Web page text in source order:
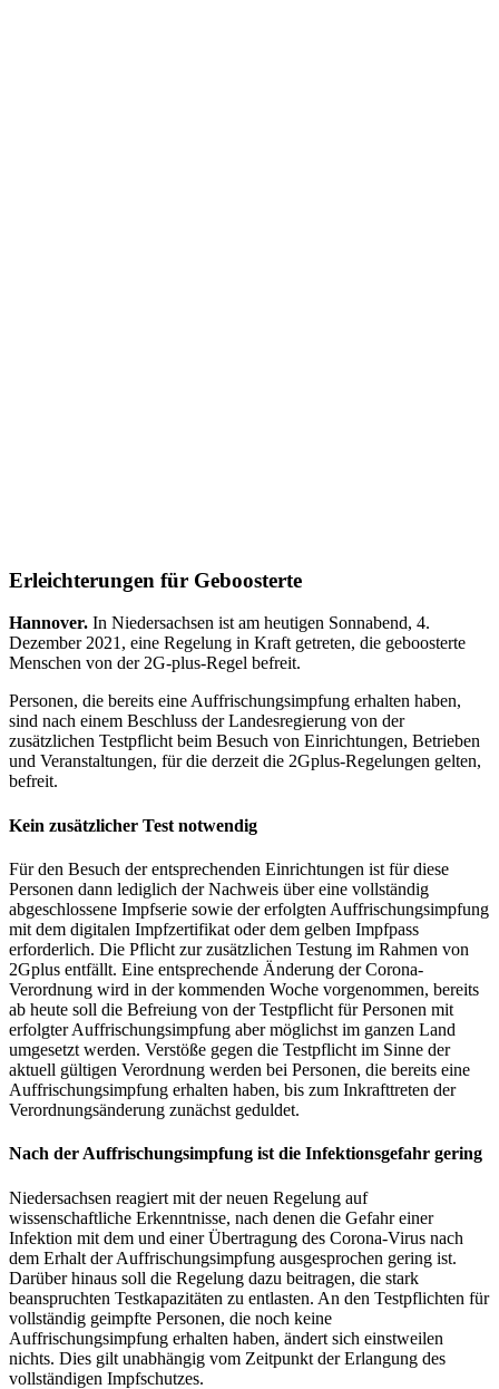
Erleichterungen für Geboosterte
Hannover. In Niedersachsen ist am heutigen Sonnabend, 4.
Dezember 2021, eine Regelung in Kraft getreten, die geboosterte
Menschen von der 2G-plus-Regel befreit.
Personen, die bereits eine Auffrischungsimpfung erhalten haben,
sind nach einem Beschluss der Landesregierung von der
zusätzlichen Testpflicht beim Besuch von Einrichtungen, Betrieben
und Veranstaltungen, für die derzeit die 2Gplus-Regelungen gelten,
befreit.
Kein zusätzlicher Test notwendig
Für den Besuch der entsprechenden Einrichtungen ist für diese
Personen dann lediglich der Nachweis über eine vollständig
abgeschlossene Impfserie sowie der erfolgten Auffrischungsimpfung
mit dem digitalen Impfzertifikat oder dem gelben Impfpass
erforderlich. Die Pflicht zur zusätzlichen Testung im Rahmen von
2Gplus entfällt. Eine entsprechende Änderung der Corona-
Verordnung wird in der kommenden Woche vorgenommen, bereits
ab heute soll die Befreiung von der Testpflicht für Personen mit
erfolgter Auffrischungsimpfung aber möglichst im ganzen Land
umgesetzt werden. Verstöße gegen die Testpflicht im Sinne der
aktuell gültigen Verordnung werden bei Personen, die bereits eine
Auffrischungsimpfung erhalten haben, bis zum Inkrafttreten der
Verordnungsänderung zunächst geduldet.
Nach der Auffrischungsimpfung ist die Infektionsgefahr gering
Niedersachsen reagiert mit der neuen Regelung auf
wissenschaftliche Erkenntnisse, nach denen die Gefahr einer
Infektion mit dem und einer Übertragung des Corona-Virus nach
dem Erhalt der Auffrischungsimpfung ausgesprochen gering ist.
Darüber hinaus soll die Regelung dazu beitragen, die stark
beanspruchten Testkapazitäten zu entlasten. An den Testpflichten für
vollständig geimpfte Personen, die noch keine
Auffrischungsimpfung erhalten haben, ändert sich einstweilen
nichts. Dies gilt unabhängig vom Zeitpunkt der Erlangung des
vollständigen Impfschutzes.